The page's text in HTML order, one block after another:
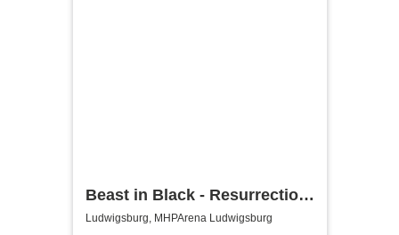
Beast in Black - Resurrection
Tour 2026
Ludwigsburg, MHPArena Ludwigsburg